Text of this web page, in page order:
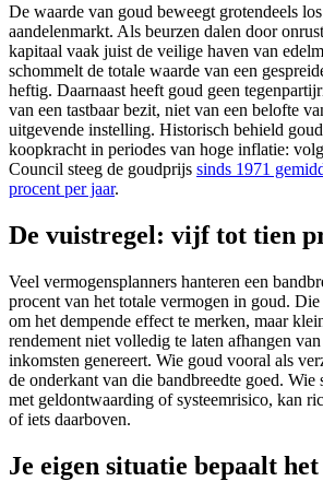
De waarde van goud beweegt grotendeels
aandelenmarkt. Als beurzen dalen door
kapitaal vaak juist de veilige haven van
schommelt de totale waarde van een
heftig. Daarnaast heeft goud geen
van een tastbaar bezit, niet van een belofte
uitgevende instelling. Historisch behield
koopkracht in periodes van hoge inflatie:
Council steeg de goudprijs sinds 1971
procent per jaar.
De vuistregel: vijf tot tien
Veel vermogensplanners hanteren een
procent van het totale vermogen in goud. Die
om het dempende effect te merken, maar
rendement niet volledig te laten afhangen
inkomsten genereert. Wie goud vooral als
de onderkant van die bandbreedte goed. Wie
met geldontwaarding of systeemrisico, kan
of iets daarboven.
Je eigen situatie bepaalt